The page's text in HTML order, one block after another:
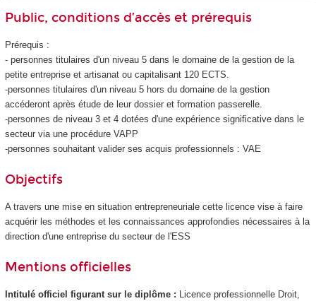
Public, conditions d’accès et prérequis
Prérequis :
- personnes titulaires d'un niveau 5 dans le domaine de la gestion de la
petite entreprise et artisanat ou capitalisant 120 ECTS.
-personnes titulaires d'un niveau 5 hors du domaine de la gestion
accéderont après étude de leur dossier et formation passerelle.
-personnes de niveau 3 et 4 dotées d'une expérience significative dans le
secteur via une procédure VAPP
-personnes souhaitant valider ses acquis professionnels : VAE
Objectifs
A travers une mise en situation entrepreneuriale cette licence vise à faire
acquérir les méthodes et les connaissances approfondies nécessaires à la
direction d'une entreprise du secteur de l'ESS
Mentions officielles
Intitulé officiel figurant sur le diplôme : Licence professionnelle Droit,